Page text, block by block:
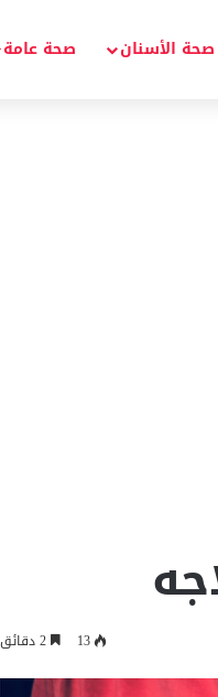
صحة الأسنان صحة عامة
13